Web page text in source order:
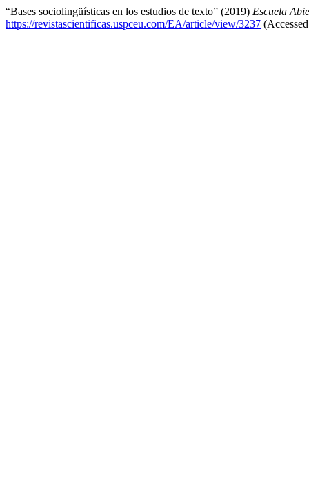
“Bases sociolingüísticas en los estudios de texto” (2019) Escuela
https://revistascientificas.uspceu.com/EA/article/view/3237